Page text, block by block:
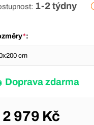
1-2 týdny
*:
Doprava zdarma
2 979 Kč